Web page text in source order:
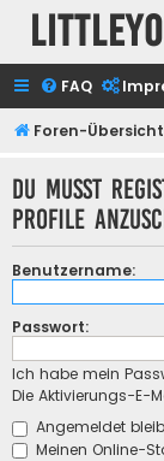
FAQ
Foren-Übersicht
Du musst
Profile
Benutzername:
Passwort:
Ich habe mein
Die Aktivierungs-E-
Angemeldet
Meinen Online-